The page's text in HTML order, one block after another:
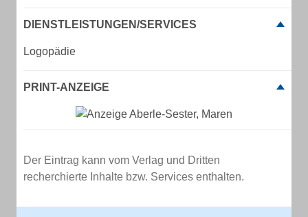
DIENSTLEISTUNGEN/SERVICES
Logopädie
PRINT-ANZEIGE
Der Eintrag kann vom Verlag und Dritten
recherchierte Inhalte bzw. Services enthalten.